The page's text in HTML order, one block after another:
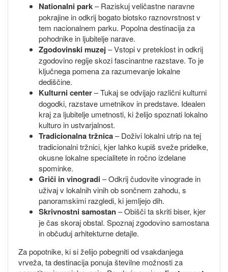
Nationalni park– Raziskuj veličastne naravne
pokrajine in odkrij bogato biotsko raznovrstnost v
tem nacionalnem parku. Popolna destinacija za
pohodnike in ljubitelje narave.
Zgodovinski muzej– Vstopi v preteklost in odkrij
zgodovino regije skozi fascinantne razstave. To je
ključnega pomena za razumevanje lokalne
dediščine.
Kulturni center– Tukaj se odvijajo različni kulturni
dogodki, razstave umetnikov in predstave. Idealen
kraj za ljubitelje umetnosti, ki želijo spoznati lokalno
kulturo in ustvarjalnost.
Tradicionalna tržnica– Doživi lokalni utrip na tej
tradicionalni tržnici, kjer lahko kupiš sveže pridelke,
okusne lokalne specialitete in ročno izdelane
spominke.
Griči in vinogradi– Odkrij čudovite vinograde in
uživaj v lokalnih vinih ob sončnem zahodu, s
panoramskimi razgledi, ki jemljejo dih.
Skrivnostni samostan– Obišči ta skriti biser, kjer
je čas skoraj obstal. Spoznaj zgodovino samostana
in občuduj arhitekturne detajle.
Za popotnike, ki si želijo pobegniti od vsakdanjega
vrveža, ta destinacija ponuja številne možnosti za